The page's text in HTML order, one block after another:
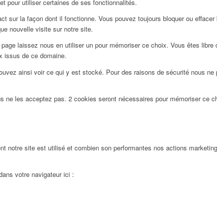
pour utiliser certaines de ses fonctionnalités.
sur la façon dont il fonctionne. Vous pouvez toujours bloquer ou
nouvelle visite sur notre site.
laissez nous en utiliser un pour mémoriser ce choix. Vous êtes
issus de ce domaine.
ainsi voir ce qui y est stocké. Pour des raisons de sécurité nous
les acceptez pas. 2 cookies seront nécessaires pour mémoriser ce
site est utilisé et combien son performantes nos actions
votre navigateur ici :